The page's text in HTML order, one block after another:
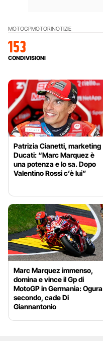
MOTOGPMOTORINOTIZIE
153
CONDIVISIONI
Patrizia Cianetti, marketing
Ducati: “Marc Marquez è
una potenza e lo sa. Dopo
Valentino Rossi c’è lui”
Marc Marquez immenso,
domina e vince il Gp di
MotoGP in Germania: Ogura
secondo, cade Di
Giannantonio